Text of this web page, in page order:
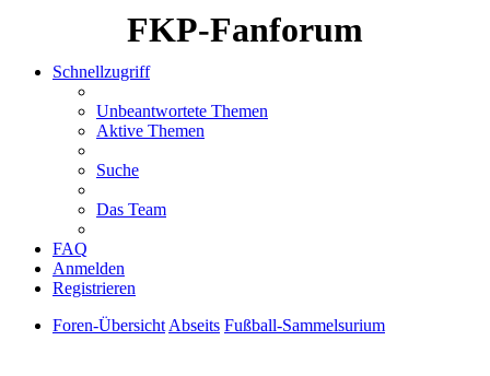
FKP-Fanforum
Schnellzugriff
Unbeantwortete Themen
Aktive Themen
Suche
Das Team
FAQ
Anmelden
Registrieren
Foren-Übersicht Abseits Fußball-Sammelsurium